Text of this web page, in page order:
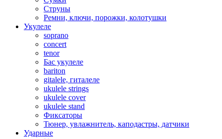
Струны
Ремни, ключи, порожки, колотушки
Укулеле
soprano
concert
tenor
Бас укулеле
bariton
gitalele, гиталеле
ukulele strings
ukulele cover
ukulele stand
Фиксаторы
Тюнер, увлажнитель, каподастры, датчики
Ударные